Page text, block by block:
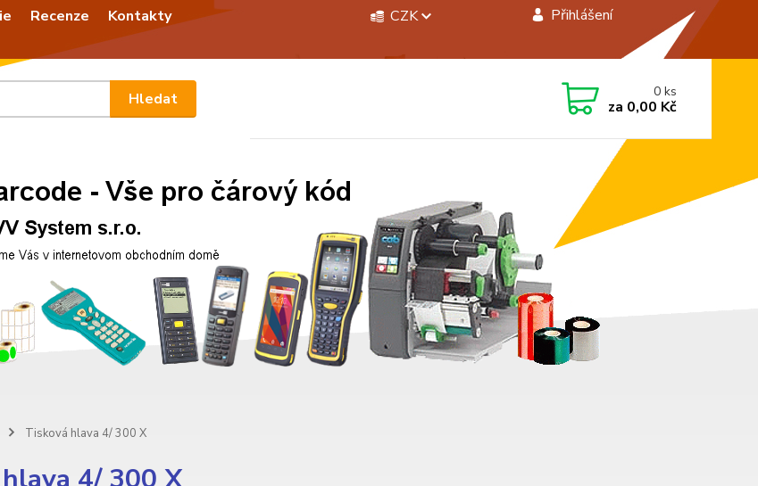
Recenze Kontakty CZK Přihlášení
Hledat 0ks
za 0,00 Kč
Tisková hlava 4/ 300 X